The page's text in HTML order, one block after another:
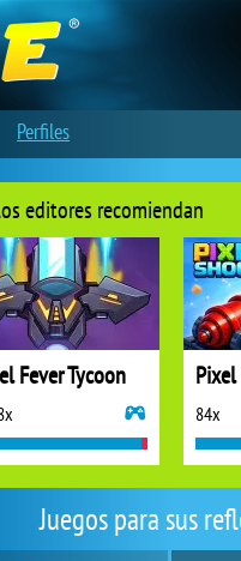
Juegos para sus
editores recomiendan
Fever Tycoon
84x
Perfiles